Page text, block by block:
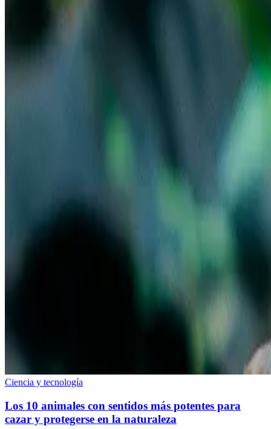
Ciencia y tecnología
Los 10 animales con sentidos más potentes para
cazar y protegerse en la naturaleza